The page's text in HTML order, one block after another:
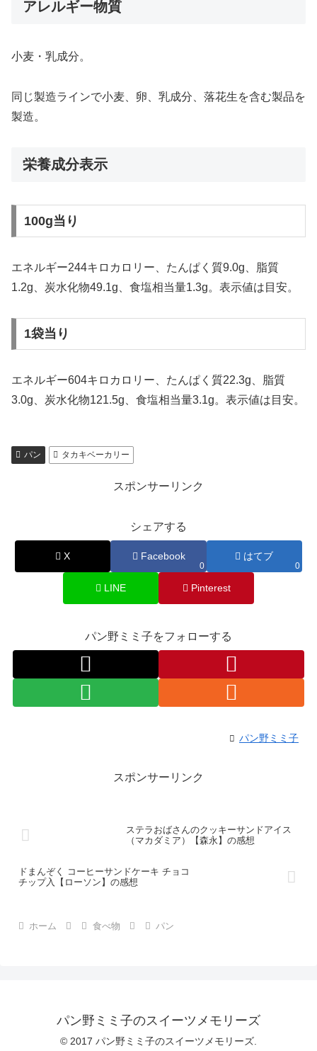
アレルギー物質
小麦・乳成分。
同じ製造ラインで小麦、卵、乳成分、落花生を含む製品を
製造。
栄養成分表示
100g当り
エネルギー244キロカロリー、たんぱく質9.0g、脂質
1.2g、炭水化物49.1g、食塩相当量1.3g。表示値は目安。
1袋当り
エネルギー604キロカロリー、たんぱく質22.3g、脂質
3.0g、炭水化物121.5g、食塩相当量3.1g。表示値は目安。
パン タカキベーカリー
スポンサーリンク
シェアする
X Facebook
0
はてブ
0
LINE Pinterest
パン野ミミ子をフォローする
パン野ミミ子
スポンサーリンク
ステラおばさんのクッキーサンドアイス
（マカダミア）【森永】の感想
ドまんぞく コーヒーサンドケーキ チョコ
チップ入【ローソン】の感想
ホーム 食べ物 パン
パン野ミミ子のスイーツメモリーズ
© 2017 パン野ミミ子のスイーツメモリーズ.